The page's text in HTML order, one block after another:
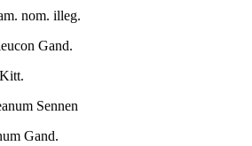
nom. illeg.
Gand.
Sennen
Gand.